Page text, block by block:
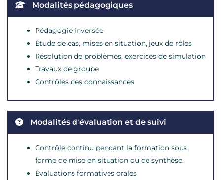
Modalités pédagogiques
Pédagogie inversée
Étude de cas, mises en situation, jeux de rôles
Résolution de problèmes, exercices de simulation
Travaux de groupe
Contrôles des connaissances
Modalités d'évaluation et de suivi
Contrôle continu pendant la formation sous
forme de mise en situation ou de synthèse.
Évaluations formatives orales